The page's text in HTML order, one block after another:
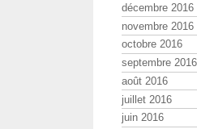
décembre 2016
novembre 2016
octobre 2016
septembre 2016
août 2016
juillet 2016
juin 2016